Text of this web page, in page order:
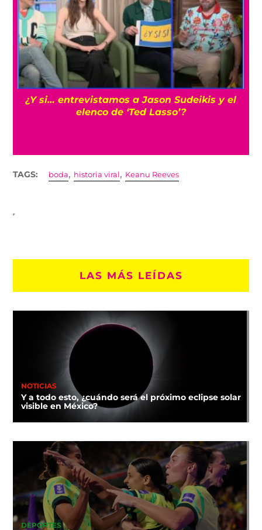
¿Y si… entrevistamos a Jason Sudeikis y el
elenco de ‘Ted Lasso’?
TAGS: boda, historia viral , Keanu Reeves
LAS MÁS LEÍDAS
NOTICIAS
Y a todo esto, ¿cuándo será el próximo eclipse solar
visible en México?
DEPORTES